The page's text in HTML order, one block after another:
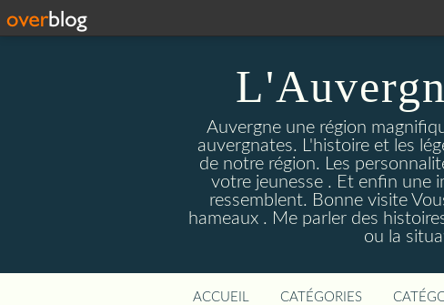
Auvergne une région
auvergnates. L'histoire et les
de notre région. Les
votre jeunesse . Et enfin une
ressemblent. Bonne visite
hameaux . Me parler des
ou la
ACCUEIL CATÉGORIES